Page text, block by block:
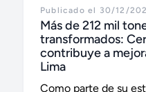
Publicado el 30/12/
Más de 212 mil
transformados:
contribuye a
Lima
Como parte de su